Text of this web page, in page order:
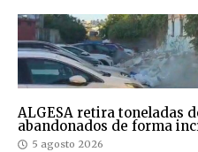
ALGESA retira toneladas
abandonados de forma
5 agosto 2026